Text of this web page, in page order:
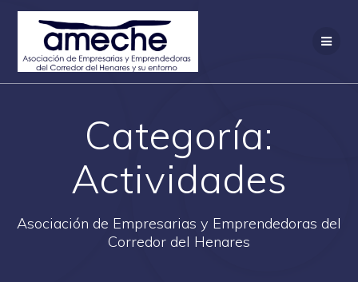
Saltar
Categoría:
Actividades
Asociación de Empresarias y Emprendedoras del
Corredor del Henares